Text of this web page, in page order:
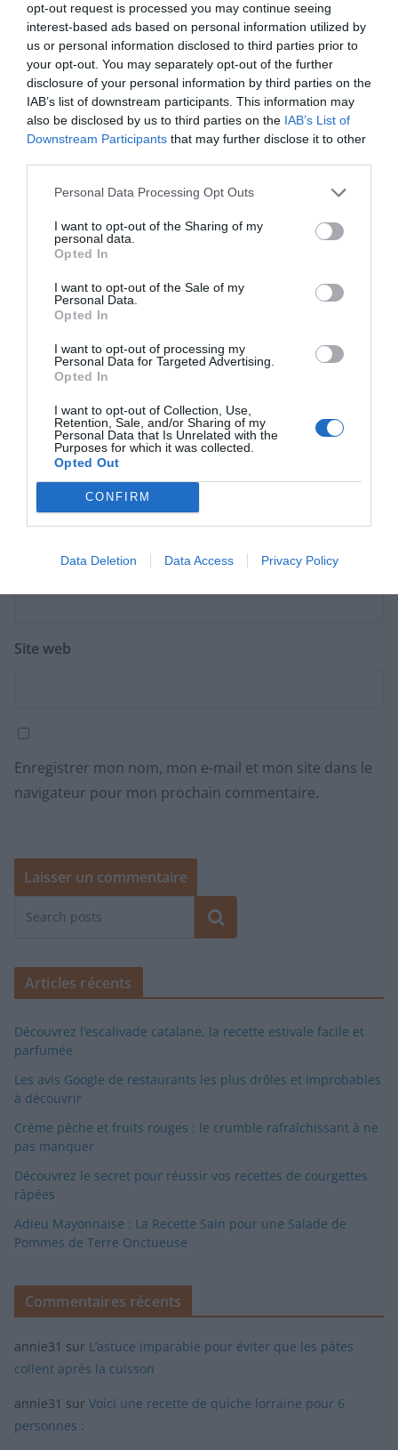
opt-out request is processed you may continue seeing
interest-based ads based on personal information utilized by
us or personal information disclosed to third parties prior to
your opt-out. You may separately opt-out of the further
disclosure of your personal information by third parties on the
IAB’s list of downstream participants. This information may
also be disclosed by us to third parties on the IAB’s List of
Downstream Participants that may further disclose it to other
Personal Data Processing Opt Outs
I want to opt-out of the Sharing of my
personal data.
Opted In
I want to opt-out of the Sale of my
Personal Data.
Opted In
I want to opt-out of processing my
Personal Data for Targeted Advertising.
Opted In
I want to opt-out of Collection, Use,
Retention, Sale, and/or Sharing of my
Personal Data that Is Unrelated with the
Purposes for which it was collected.
Opted Out
CONFIRM
Data Deletion Data Access Privacy Policy
étape
Les outils indispensables pour des tartes parfaites
Laisser un commentaire
Commentaire*
Nom*
*
Site web
Enregistrer mon nom, mon e-mail et mon site dans le
navigateur pour mon prochain commentaire.
Rechercher
Articles récents
Découvrez l’escalivade catalane, la recette estivale facile et
parfumée
Les avis Google de restaurants les plus drôles et improbables
à découvrir
Crème pêche et fruits rouges : le crumble rafraîchissant à ne
pas manquer
Découvrez le secret pour réussir vos recettes de courgettes
râpées
Adieu Mayonnaise : La Recette Sain pour une Salade de
Pommes de Terre Onctueuse
Commentaires récents
annie31 sur L’astuce imparable pour éviter que les pâtes
collent après la cuisson
annie31 sur Voici une recette de quiche lorraine pour 6
personnes :